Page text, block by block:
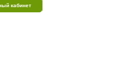
кабинет